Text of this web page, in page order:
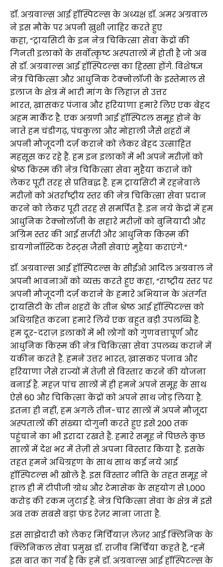
डॉ. अग्रवाल्स आई हॉस्पिटल्स के अध्यक्ष डॉ. अमर अग्रवाल
ने इस मौके पर अपनी ख़ुशी ज़ाहिर करते हुए
कहा, “ट्रायसिटी के इन नेत्र चिकित्सा सेवा केंद्रों की
गिनती इलाकों के सर्वोत्कृष्ट अस्पतालों में होती है जो अब
से डॉ. अग्रवाल्स आई हॉस्पिटल्स का हिस्सा होंगे. विशेषज्ञ
नेत्र चिकित्सा और आधुनिक टेक्नोलॉजी के इस्तेमाल से
इलाज के क्षेत्र में भारी मांग के लिहाज़ से उत्तर
भारत, ख़ासकर पंजाब और हरियाणा हमारे लिए एक बेहद
अहम मार्केट है. एक अग्रणी आई हॉस्पिटल समूह होने के
नाते हम चंडीगढ़, पंचकुला और मोहाली जैसे शहरों में
अपनी मौजूदगी दर्ज़ कराने को लेकर बेहद उत्साहित
महसूस कर रहे हैं. हम इन इलाकों में भी अपने मरीज़ों को
श्रेष्ठ किस्म की नेत्र चिकित्सा सेवा मुहैया कराने को
लेकर पूरी तरह से प्रतिबद्ध हैं. हम ट्रायसिटी में रहनेवाले
मरीज़ों को अंतर्राष्ट्रीय स्तर की नेत्र चिकित्सा सेवा प्रदान
करने को लेकर पूरी तरह से समर्पित हैं. इन नये केंद्रों में हम
आधुनिक टेक्नोलॉजी के सहारे मरीज़ों को बुनियादी और
अग्रिम स्तर की आई सर्जरी और आधुनिक किस्म की
डायगोनॉस्टिक टेस्ट्स जैसी सेवाएं मुहैया कराएंगे.”
डॉ. अग्रवाल्स आई हॉस्पिटल्स के सीईओ आदिल अग्रवाल ने
अपनी भावनाओं को व्यक्त करते हुए कहा, “राष्ट्रीय स्तर पर
अपनी मौजूदगी दर्ज़ कराने के हमारे अभियान के अंतर्गत
ट्रायसिटी के तीन शहरों के तीन श्रेष्ठ आई हॉस्पिटल्स को
अधिग्रहित करना हमारे लिये एक बहुत बड़ी उपलब्धि है.
हम दूर-दराज़ इलाकों में भी लोगों को गुणवत्तापूर्ण और
आधुनिक किस्म की नेत्र चिकित्सा सेवा उपलब्ध कराने में
यकीन करते हैं. हमने उत्तर भारत, ख़ासकर पंजाब और
हरियाणा जैसे राज्यों में तेज़ी से विस्तार करने की योजना
बनाई है. महज़ पांच सालों में ही हमने अपने समूह के साथ
ऐसे 60 और चिकित्सा केंद्रों को अपने साथ जोड़ लिया है.
इतना ही नहीं, हम अगले तीन-चार सालों में अपने मौजूदा
अस्पतालों की संख्या दोगुनी करते हुए इसे 200 तक
पहुंचाने का भी इरादा रखते हैं. हमारे समूह ने पिछले कुछ
सालों में देश भर में तेज़ी से अपना विस्तार किया है. इसके
तहत हमने अधिग्रहण के साथ साथ कई नये आई
हॉस्पिटल्स भी खोले हैं. इस विस्तार नीति के तहत समूह ने
हाल ही में टीपीजी ग्रोध और टेमासेक के सहयोग से 1,000
करोड़ की रकम जुटाई है. नेत्र चिकित्सा सेवा के क्षेत्र में इसे
अब तक सबसे बड़ा फ़ंड रेज़र माना जाता है.
इस साझेदारी को लेकर मिर्चियाज़ लेज़र आई क्लिनिक के
क्लिनिकल सेवा प्रमुख डॉ. राजीव मिर्चिया कहते हैं, “हमें
इस बात का गर्व है कि हमें डॉ. अग्रवाल्स आई हॉस्पिटल्स के